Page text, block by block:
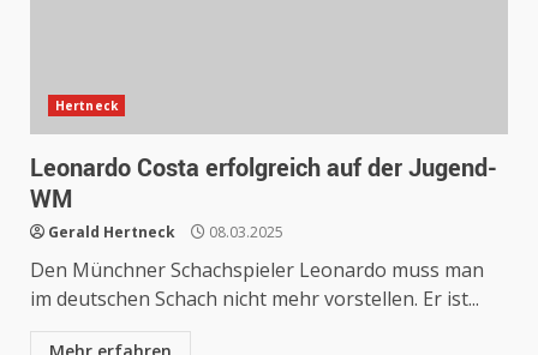
Hertneck
Leonardo Costa erfolgreich auf der Jugend-
WM
Gerald Hertneck 08.03.2025
Den Münchner Schachspieler Leonardo muss man
im deutschen Schach nicht mehr vorstellen. Er ist...